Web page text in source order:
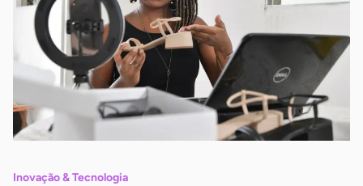
Inovação & Tecnologia